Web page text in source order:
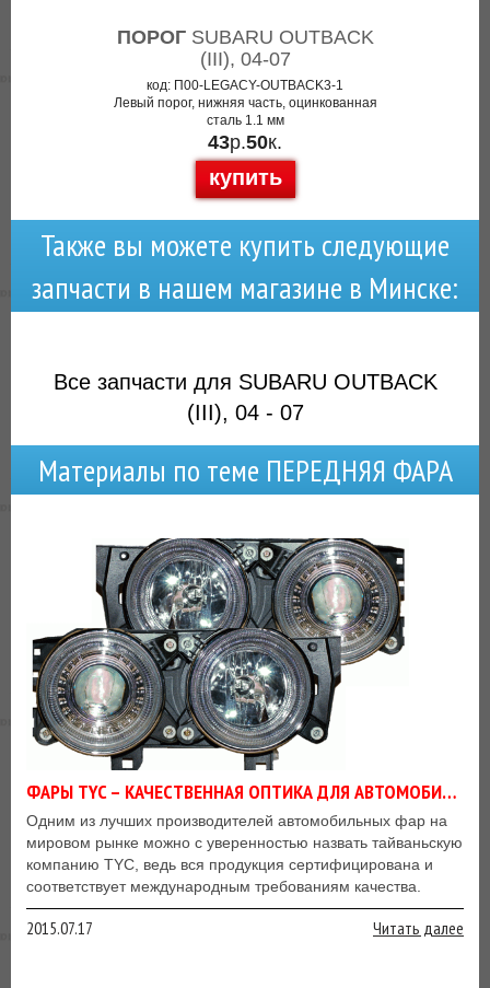
ПОРОГSUBARU OUTBACK
(III), 04-07
код: П00-LEGACY-OUTBACK3-1
Левый порог, нижняя часть, оцинкованная
сталь 1.1 мм
43р.50к.
купить
Также вы можете купить следующие
запчасти в нашем магазине в Минске:
Все запчасти для SUBARU OUTBACK
(III), 04 - 07
Материалы по теме ПЕРЕДНЯЯ ФАРА
ФАРЫ TYC – КАЧЕСТВЕННАЯ ОПТИКА ДЛЯ АВТОМОБИЛЕЙ
Одним из лучших производителей автомобильных фар на
мировом рынке можно с уверенностью назвать тайваньскую
компанию TYC, ведь вся продукция сертифицирована и
соответствует международным требованиям качества.
2015.07.17 Читать далее